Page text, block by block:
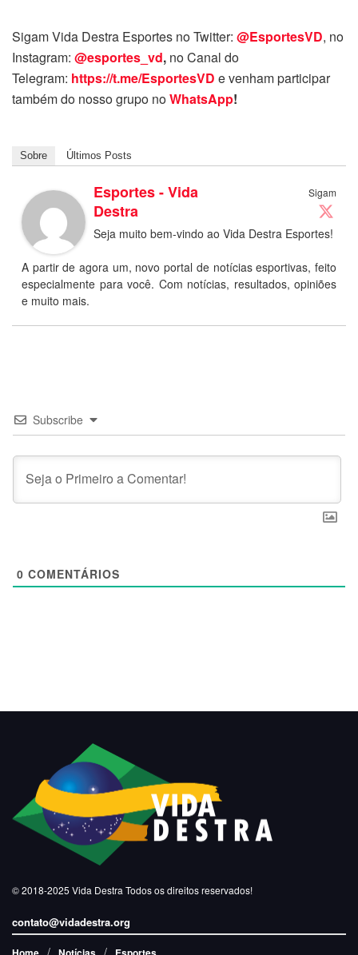
Sigam Vida Destra Esportes no Twitter: @EsportesVD, no
Instagram: @esportes_vd, no Canal do
Telegram: https://t.me/EsportesVD e venham participar
também do nosso grupo noWhatsApp!
Sobre Últimos Posts
Sigam
Esportes - Vida
Destra
Seja muito bem-vindo ao Vida Destra Esportes!
A partir de agora um, novo portal de notícias esportivas, feito
especialmente para você. Com notícias, resultados, opiniões
e muito mais.
Subscribe
0 COMENTÁRIOS
© 2018-2025 Vida Destra Todos os direitos reservados!
contato@vidadestra.org